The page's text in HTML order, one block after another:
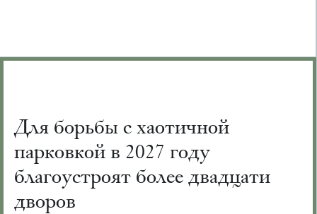
Для борьбы с хаотичной
парковкой в 2027 году
благоустроят более двадцати
дворов